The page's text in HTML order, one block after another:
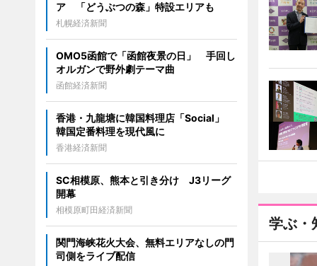
学ぶ・
ア 「どうぶつの森」特設エリアも
札幌経済新聞
OMO5函館で「函館夜景の日」 手回し
オルガンで野外劇テーマ曲
函館経済新聞
香港・九龍塘に韓国料理店「Social」
韓国定番料理を現代風に
香港経済新聞
SC相模原、熊本と引き分け J3リーグ
開幕
相模原町田経済新聞
関門海峡花火大会、無料エリアなしの門
司側をライブ配信